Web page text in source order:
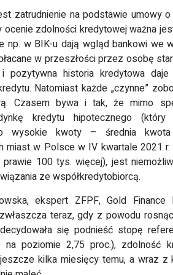
zatrudnienie na podstawie umowy
zdolności kredytowej ważna
np. w BIK-u dają wgląd bankowi we
w przeszłości przez osobę
pozytywna historia kredytowa
Natomiast każde „czynne”
Czasem bywa i tak, że mimo
kredytu hipotecznego (który
wysokie kwoty – średnia
miast w Polsce w IV kwartale 2021 r.
100 tys. więcej), jest
ze współkredytobiorcą.
ekspert ZFPF, Gold
teraz, gdy z powodu
się podnieść stopę
poziomie 2,75 proc.), zdolność
kilka miesięcy temu, a wraz z
Marek Toczński
komentuje w cieci, jednakże
Wasz serwis wyjątkowo
przypadł mi do gustu i
uznałem, że warto jest
napisać opinię. Bardzo
podoba mi się ta strona,
Serdcznie
serwis!
bardzo wiele
wpisów!
temat, lekki i
prawdę